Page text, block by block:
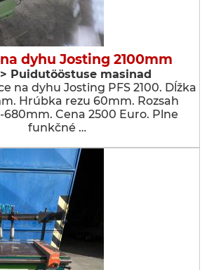
dyhu Josting 2100mm
Puidutööstuse masinad
na dyhu Josting PFS 2100. Dĺžka
Hrúbka rezu 60mm. Rozsah
Cena 2500 Euro. Plne
funkčné …